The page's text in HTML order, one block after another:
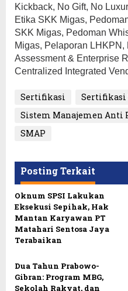
Kickback, No Gift, No
Etika SKK Migas,
SKK Migas, Pedoman
Migas, Pelaporan
Assessment & Enterprise
Centralized Integrated
Sertifikasi
Sertifikasi
Sistem Manajemen Anti
SMAP
Posting Terkait
Oknum SPSI Lakukan
Eksekusi Sepihak, Hak
Mantan Karyawan PT
Matahari Sentosa Jaya
Terabaikan
Dua Tahun Prabowo-
Gibran: Program MBG,
Sekolah Rakyat, dan